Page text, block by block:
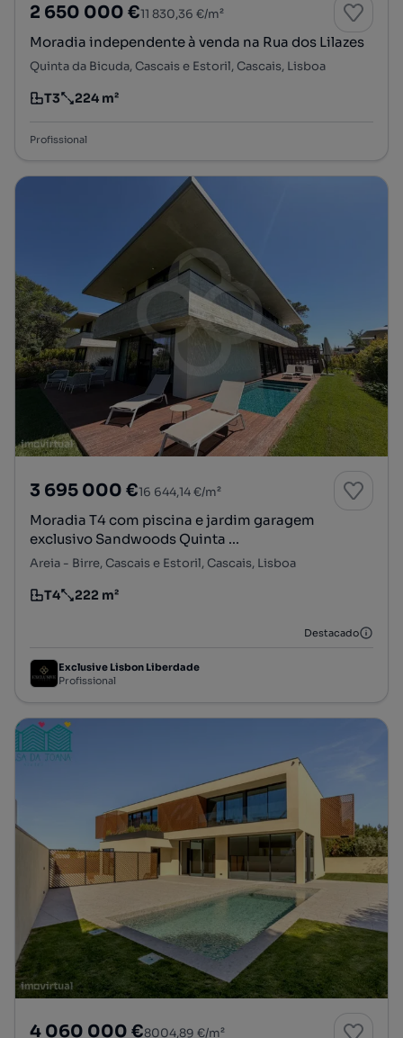
2 650 000 €11 830,36 €/m²
Moradia independente à venda na Rua dos Lilazes
Quinta da Bicuda, Cascais e Estoril, Cascais, Lisboa
Tipologia
T3
Preço por metro quadrado
224 m²
Profissional
3 695 000 €16 644,14 €/m²
Moradia T4 com piscina e jardim garagem
exclusivo Sandwoods Quinta ...
Areia - Birre, Cascais e Estoril, Cascais, Lisboa
Tipologia
T4
Preço por metro quadrado
222 m²
Destacado
Exclusive Lisbon Liberdade
Profissional
4 060 000 €8004,89 €/m²